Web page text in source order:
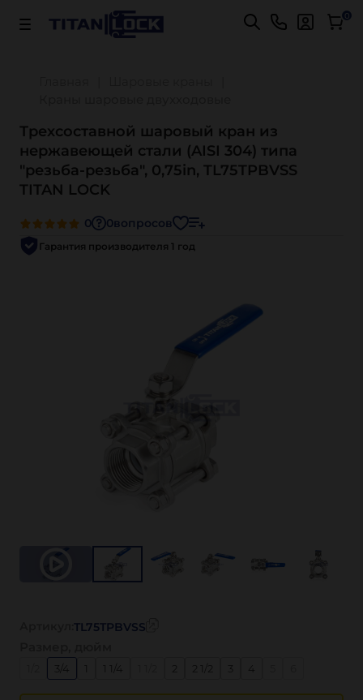
Важно! Для оплаты заказов Подробнее 0
Трехсоставной шаровый кран из
нержавеющей стали (AISI 304) типа
"резьба-резьба", 0,75in, TL75TPBVSS
TITAN LOCK
0 0вопросов
Гарантия производителя 1 год
TL75TPBVSS
3/4 3